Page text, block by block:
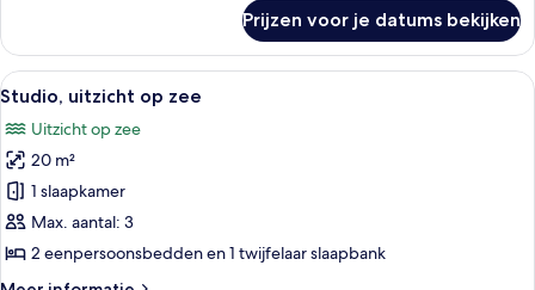
studio
suite
Prijzen voor je datums bekijken
Alle
foto's
voor
Studio,
uitzicht
op
zee
Een hotelkamer met balkon,
10
Studio, uitzicht op zee
Uitzicht op zee
20 m²
1 slaapkamer
Max. aantal: 3
2 eenpersoonsbedden en 1 twijfelaar slaapbank